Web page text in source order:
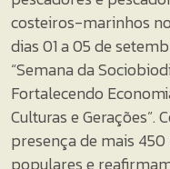
costeiros-marinhos
dias 01 a 05 de
“Semana da
Fortalecendo
Culturas e Gerações”.
presença de mais